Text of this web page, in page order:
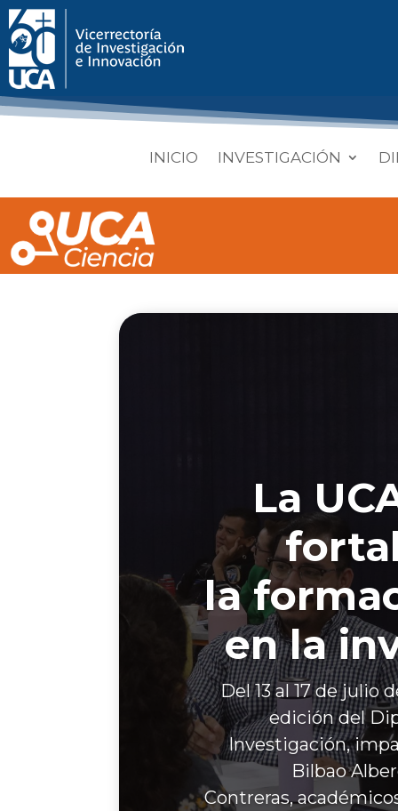
INICIO INVESTIGACIÓN
La
la
en la
Del 13 al 17 de julio
edición del
Investigación,
Bilbao
Contreras,